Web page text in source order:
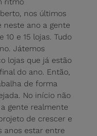
ritmo
nos últimos
neste ano a gente
e 15 lojas. Tudo
Játemos
lojas que já estão
do ano. Então,
de forma
No início não
gente realmente
de crescer e
anos estar entre